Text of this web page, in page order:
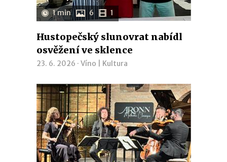
1 min 6 1
Hustopečský slunovrat nabídl
osvěžení ve sklence
23. 6. 2026 · Víno Kultura